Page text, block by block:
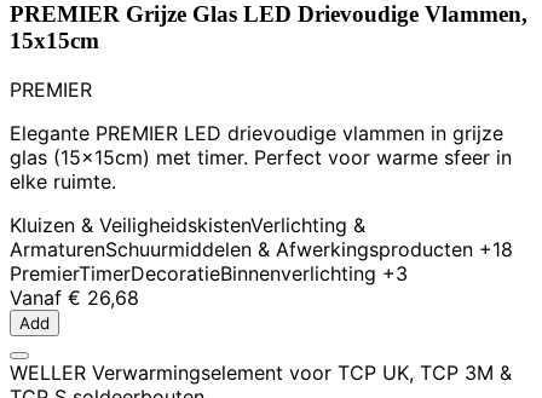
PREMIER Grijze Glas LED Drievoudige Vlammen,
15x15cm
PREMIER
Elegante PREMIER LED drievoudige vlammen in grijze
glas (15x15cm) met timer. Perfect voor warme sfeer in
elke ruimte.
Kluizen & VeiligheidskistenVerlichting &
ArmaturenSchuurmiddelen & Afwerkingsproducten +18
PremierTimerDecoratieBinnenverlichting +3
Vanaf € 26,68
Add
WELLER Verwarmingselement voor TCP UK, TCP 3M &